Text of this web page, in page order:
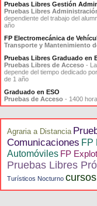
Pruebas Libres Gestión
Pruebas Libres
dependiente del trabajo del
año
FP Electromecánica de
Transporte y Mantenimiento
Pruebas Libres Graduado en
Pruebas Libres de Acceso -
depende del tiempo dedicado
de 1 año
Graduado en ESO
Pruebas de Acceso - 1400
Agraria a Distancia
Comunicaciones FP
Automóviles FP
Pruebas Libres
Turísticos Nocturno